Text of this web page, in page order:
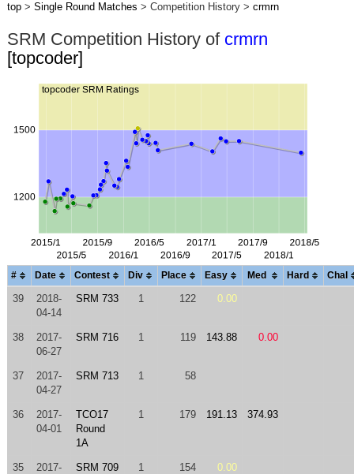
top> Single Round Matches > Competition History > crmrn
SRM Competition History of crmrn
[topcoder]
# Date Contest Div Place Easy Med Hard Chal
39
2018-
04-14
SRM 733 1 122 0.00
38
2017-
06-27
SRM 716 1 119 143.88 0.00
37
2017-
04-27
SRM 713 1 58
36
2017-
04-01
TCO17
Round
1A
1 179 191.13 374.93
35
2017-
SRM 709 1 154 0.00